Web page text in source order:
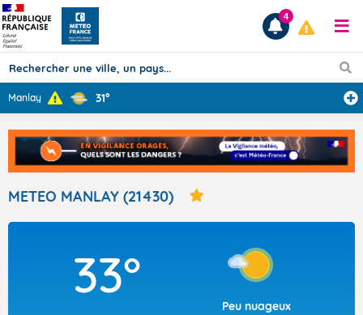
Prévisions
TOUS LES RÉSULTATS
Articles
4
Manlay 31°
METEO MANLAY (21430)
33°
Peu nuageux